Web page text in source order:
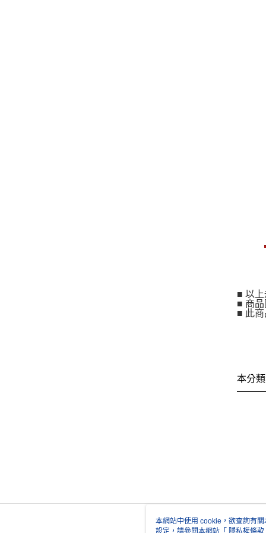
■ 以
■ 商
■ 此
本分
本網站中使用 cookie，欲查詢有
設定，請參閱本網站「 隱私權條款